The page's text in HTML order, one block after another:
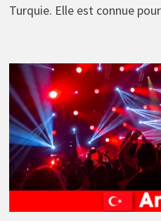
Turquie. Elle est connue